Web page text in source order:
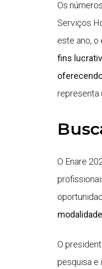
Os
Serviços
este ano,
fins
representa
O Enare
O
pesquisa e